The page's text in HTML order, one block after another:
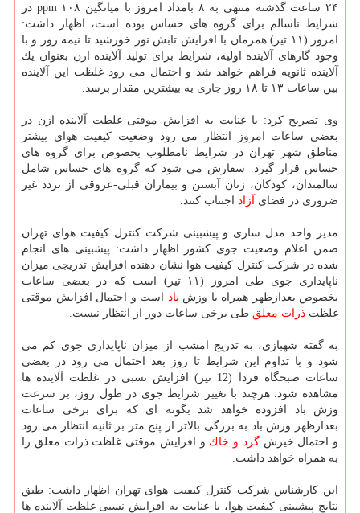
۲۴ ساعت گذشته منتهی به ۸ بامداد امروز با میانگین ۱۰۸ ppm در
شرایط ناسالم برای گروه های حساس بوده است، اظهار داشت:
امروز (۱۱ تیر) همزمان با افزایش تابش نور خورشید تا نیمه روز و با
وجود گازهای آلاینده اولیه، شرایط برای تولید آلاینده ازن بعنوان یك
آلاینده ثانویه فراهم خواهد شد و احتمال می رود غلظت این آلاینده
بین ساعات ۱۳ تا ۱۸ روز جاری به بیشترین مقدار برسد.
وی تصریح كرد: با عنایت به افزایش موقتی غلظت آلاینده ازن در
بعضی ساعات امروز انتظار می رود وضعیت كیفیت هوای بیشتر
مناطق شهر تهران در شرایط نامطلوب بخصوص برای گروه های
حساس قرار گیرد. سفارش می شود كه گروه های حساس شامل
سالمندان، كودكان، زنان آبستن و بیماران قبلی-عروقی از تردد غیر
ضروری در فضای آزاد اجتناب كنند.
مدیر واحد مدل سازی و پیشبینی شركت كنترل كیفیت هوای تهران
ضمن اعلام وضعیت جوی كشور اظهار داشت: پیشبینی های انجام
شده در شركت كنترل كیفیت هوا نشان دهنده افزایش تدریجی میزان
ناپایداری جوی طی امروز (۱۱ تیر) است كه در بعضی ساعات
بخصوص بعدازظهر همراه با وزش باد است و احتمال افزایش موقتی
غلظت ذرات معلق طی برخی ساعات دور از انتظار نیست.
به گفته شهبازی، به تدریج امشب از میزان ناپایداری جوی كم می
شود و با تداوم این شرایط تا روز بعد احتمال می رود در بعضی
ساعات صبحگاه فردا (12 تیر) افزایش نسبی در غلظت آلاینده ها
مشاهده شود. هرچند با تغییر شرایط جوی در طول روز، بر سرعت
وزش باد افزوده خواهد شد بگونه ای كه برای برخی ساعات
بعدازظهر وزش باد به بزرگی بالاتر از پنج متر بر ثانیه انتظار می رود
و احتمال خیزشگرد و خاك و افزایش موقتی غلظت ذرات معلق را
به همراه خواهد داشت.
این كارشناس شركت كنترل كیفیت هوای تهران اظهار داشت: طبق
نتایج پیشبینی كیفیت هوا، با عنایت به افزایش نسبی غلظت آلاینده ها